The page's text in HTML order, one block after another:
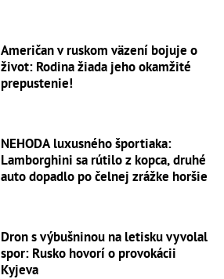
Američan v ruskom väzení bojuje o
život: Rodina žiada jeho okamžité
prepustenie!
NEHODA luxusného športiaka:
Lamborghini sa rútilo z kopca, druhé
auto dopadlo po čelnej zrážke horšie
Dron s výbušninou na letisku vyvolal
spor: Rusko hovorí o provokácii
Kyjeva